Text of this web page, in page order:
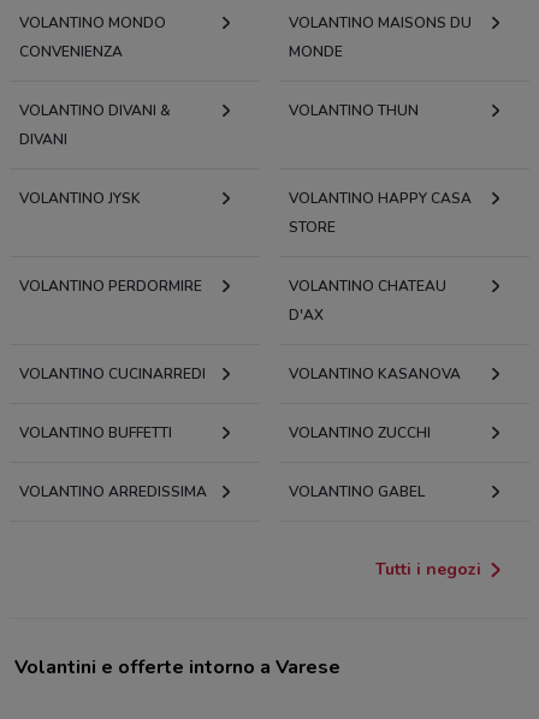
VOLANTINO MONDO
CONVENIENZA
VOLANTINO MAISONS DU
MONDE
VOLANTINO DIVANI &
DIVANI
VOLANTINO THUN
VOLANTINO JYSK
VOLANTINO HAPPY CASA
STORE
VOLANTINO PERDORMIRE
VOLANTINO CHATEAU
D'AX
VOLANTINO CUCINARREDI VOLANTINO KASANOVA
VOLANTINO BUFFETTI VOLANTINO ZUCCHI
VOLANTINO ARREDISSIMA VOLANTINO GABEL
Tutti i negozi
Volantini e offerte intorno a Varese